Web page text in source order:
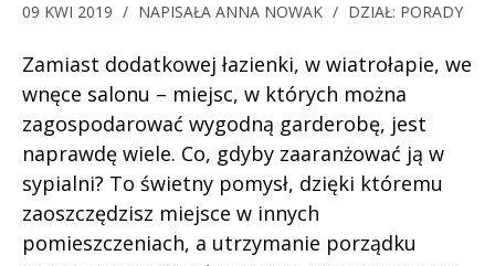
09 KWI 2019 / NAPISAŁA ANNA NOWAK / DZIAŁ: PORADY
Zamiast dodatkowej łazienki, w wiatrołapie, we
wnęce salonu – miejsc, w których można
zagospodarować wygodną garderobę, jest
naprawdę wiele. Co, gdyby zaaranżować ją w
sypialni? To świetny pomysł, dzięki któremu
zaoszczędzisz miejsce w innych
pomieszczeniach, a utrzymanie porządku